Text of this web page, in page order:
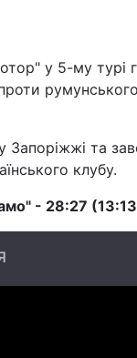
Війна
Світ
Наука
у 5-му турі
Запоріжжі та
клубу.
- 28:27